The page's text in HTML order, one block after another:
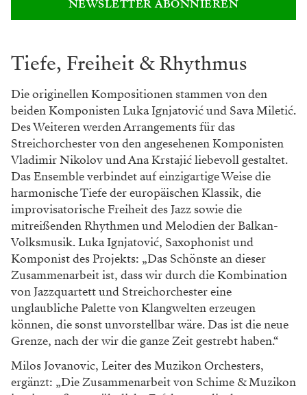
Hier spielt das Leben: Jetzt zum
BÜHNE-Newsletter anmelden!
Ihre E-Mail-Adresse
Mit meiner Anmeldung erkläre ich mich einverstanden, dass die Falstaff
Verlags-Gesellschaft m.b.H. meine Daten zur Serviceverbesserung und zum
Versand des Newsletters speichert und verarbeitet. Ich kann den Newsletter
widerruf@falstaff.comabbestellen. Weitere Informationen über die
Verarbeitung personenbezogener Daten finde ich in der
Datenschutzerklärung.